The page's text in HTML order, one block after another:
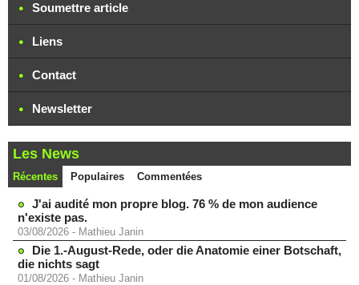
Soumettre article
Liens
Contact
Newsletter
Les News
Récentes Populaires Commentées
J'ai audité mon propre blog. 76 % de mon audience
n'existe pas.
03/08/2026 - Mathieu Janin
Die 1.-August-Rede, oder die Anatomie einer Botschaft,
die nichts sagt
01/08/2026 - Mathieu Janin